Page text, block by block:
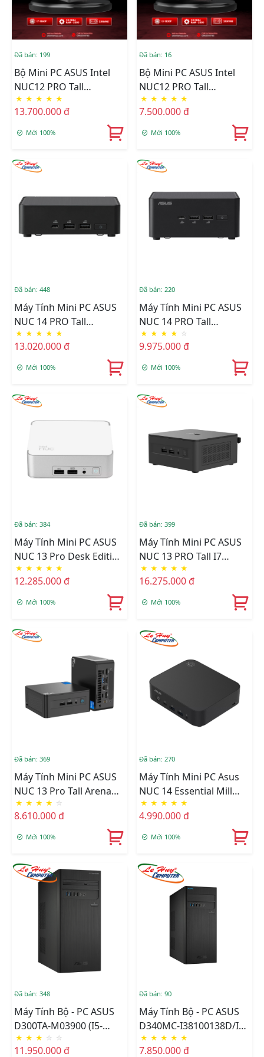
Đã bán: 199
Bộ Mini PC ASUS Intel
NUC12 PRO Tall
NUC12WSHI7 ( I7-1260P/
2xDDR4-3200 / 3xNVMe,
SATA/ 2x HDMI 2.1/2x DP
MR8100
★ ★ ★ ★ ★
13.700.000 đ
Mới 100%
Đã bán: 16
Bộ Mini PC ASUS Intel
NUC12 PRO Tall
NUC12WSHI3 ( I3-1220P/
2xDDR4-3200 / 3xNVMe,
SATA/ 2x HDMI 2.1/2x DP
MR4100 (Chưa SSD Và
RAM)
★ ★ ★ ★ ★
7.500.000 đ
Mới 100%
Đã bán: 448
Máy Tính Mini PC ASUS
NUC 14 PRO Tall
RNUC14RVHU500001I
★ ★ ★ ★ ★
13.020.000 đ
Mới 100%
Đã bán: 220
Máy Tính Mini PC ASUS
NUC 14 PRO Tall
RNUC14RVHI300001I
★ ★ ★ ★ ☆
9.975.000 đ
Mới 100%
Đã bán: 384
Máy Tính Mini PC ASUS
NUC 13 Pro Desk Edition
Arena Canyon I5-1340P
(RNUC13VYKI50006)
★ ★ ★ ★ ★
12.285.000 đ
Mới 100%
Đã bán: 399
Máy Tính Mini PC ASUS
NUC 13 PRO Tall I7
1360P
RNUC13ANHI700000I
★ ★ ★ ★ ★
16.275.000 đ
Mới 100%
Đã bán: 369
Máy Tính Mini PC ASUS
NUC 13 Pro Tall Arena
Canyon | I3 1315U
(RNUC13ANHI300001I)
★ ★ ★ ★ ☆
8.610.000 đ
Mới 100%
Đã bán: 270
Máy Tính Mini PC Asus
NUC 14 Essential Mill
Canyon N150
RNUC14MNK1500000
(Intel Twin Lake N150,
★ ★ ★ ★ ★
4.990.000 đ
Mới 100%
Đã bán: 348
Máy Tính Bộ - PC ASUS
D300TA-M03900 (i5-
10400/Ram 8GB/SSD
256GB/Intel UHD
★ ★ ★ ☆ ☆
11.950.000 đ
Đã bán: 90
Máy Tính Bộ - PC ASUS
D340MC-I38100138D/I3-
8100/4GB/1TB
HDD/phím + Chuột
★ ★ ★ ★ ★
7.850.000 đ